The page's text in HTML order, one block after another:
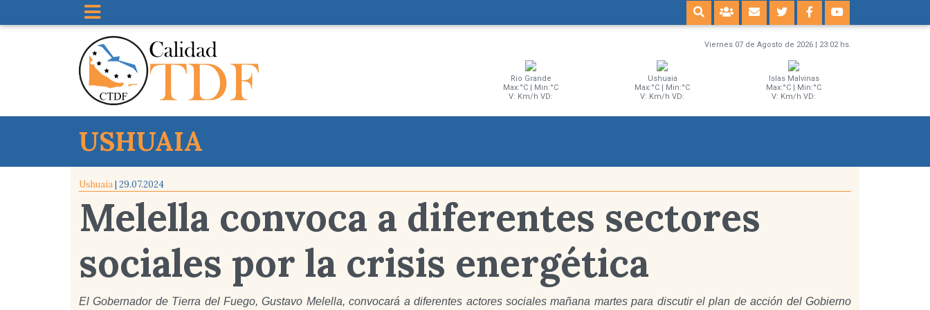
Viernes 07 de Agosto de 2026 | 23:02 hs.
Rio Grande
Max:°C | Min:°C
V: Km/h VD:
Ushuaia
Max:°C | Min:°C
V: Km/h VD:
Islas Malvinas
Max:°C | Min:°C
V: Km/h VD:
USHUAIA
Ushuaia| 29.07.2024
Melella convoca a diferentes sectores
sociales por la crisis energética
El Gobernador de Tierra del Fuego, Gustavo Melella, convocará a diferentes actores sociales mañana martes para discutir el plan de acción del Gobierno